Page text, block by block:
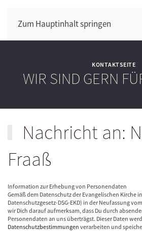
Zum Hauptinhalt springen
KONTAKTSEITE
WIR SIND GERN
Nachricht an:
Fraaß
Information zur Erhebung von Personendaten
Gemäß dem Datenschutz der Evangelischen Kirche
Datenschutzgesetz-DSG-EKD) in der Neufassung
wir Dich darauf aufmerksam, dass Du durch
Personendaten an uns überträgst. Dieser Daten
Datenschutzbestimmungen verarbeiten und